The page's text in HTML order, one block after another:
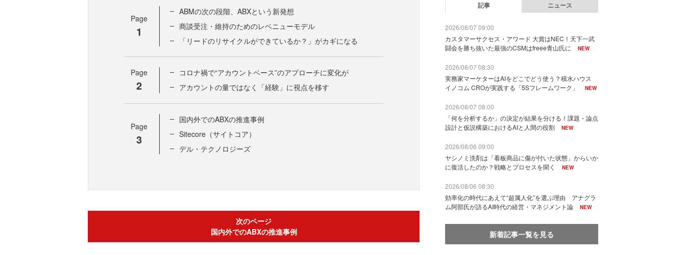
Page
1
ABMの次の段階、ABXという新発想
商談受注・維持のためのレベニューモデル
「リードのリサイクルができているか？」がカギになる
Page
2
コロナ禍で“アカウントベース”のアプローチに変化が
アカウントの量ではなく「経験」に視点を移す
Page
3
国内外でのABXの推進事例
Sitecore（サイトコア）
デル・テクノロジーズ
次のページ
国内外でのABXの推進事例
記事 ニュース
2026/08/07 09:00
カスタマーサクセス・アワード 大賞はNEC！天下一武
闘会を勝ち抜いた最強のCSMはfreee青山氏に
NEW
2026/08/07 08:30
実務家マーケターはAIをどこでどう使う？積水ハウス
イノコム CROが実践する「5Sフレームワーク」
NEW
2026/08/07 08:00
「何を分析するか」の決定が結果を分ける！課題・論点
設計と仮説構築におけるAIと人間の役割
NEW
2026/08/06 09:00
ヤシノミ洗剤は「看板商品に傷が付いた状態」からいか
に復活したのか？戦略とプロセスを聞く
NEW
2026/08/06 08:30
効率化の時代にあえて“超属人化”を選ぶ理由 アナグラ
ム阿部氏が語るAI時代の経営・マネジメント論
NEW
新着記事一覧を見る